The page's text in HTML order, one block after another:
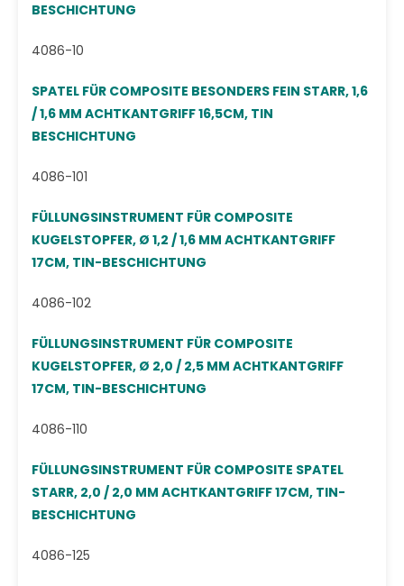
BESCHICHTUNG
4086-10
SPATEL FÜR COMPOSITE BESONDERS FEIN STARR, 1,6
/ 1,6 MM ACHTKANTGRIFF 16,5CM, TIN
BESCHICHTUNG
4086-101
FÜLLUNGSINSTRUMENT FÜR COMPOSITE
KUGELSTOPFER, Ø 1,2 / 1,6 MM ACHTKANTGRIFF
17CM, TIN-BESCHICHTUNG
4086-102
FÜLLUNGSINSTRUMENT FÜR COMPOSITE
KUGELSTOPFER, Ø 2,0 / 2,5 MM ACHTKANTGRIFF
17CM, TIN-BESCHICHTUNG
4086-110
FÜLLUNGSINSTRUMENT FÜR COMPOSITE SPATEL
STARR, 2,0 / 2,0 MM ACHTKANTGRIFF 17CM, TIN-
BESCHICHTUNG
4086-125